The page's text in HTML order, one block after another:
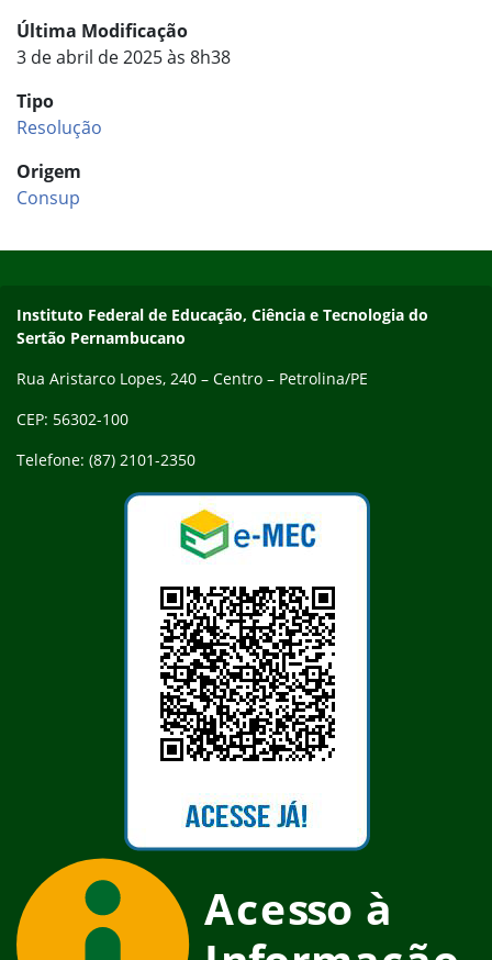
Última Modificação
3 de abril de 2025 às 8h38
Tipo
Resolução
Origem
Consup
Endereço
Instituto Federal de Educação, Ciência e Tecnologia do
Sertão Pernambucano
Rua Aristarco Lopes, 240 – Centro – Petrolina/PE
CEP: 56302-100
Telefone: (87) 2101-2350